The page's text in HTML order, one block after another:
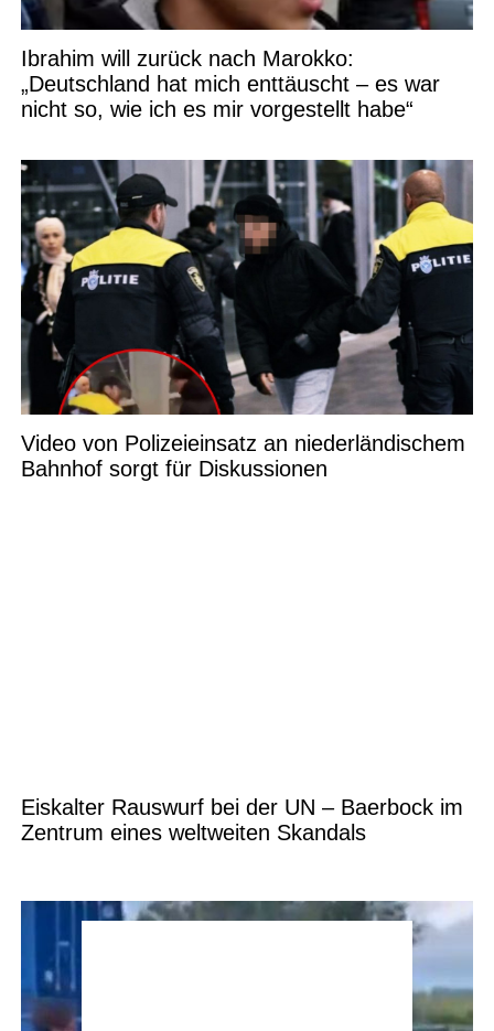
Ibrahim will zurück nach Marokko:
„Deutschland hat mich enttäuscht – es war
nicht so, wie ich es mir vorgestellt habe“
Video von Polizeieinsatz an niederländischem
Bahnhof sorgt für Diskussionen
Eiskalter Rauswurf bei der UN – Baerbock im
Zentrum eines weltweiten Skandals